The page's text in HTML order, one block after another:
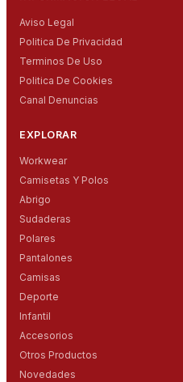
Aviso Legal
Politica De Privacidad
Terminos De Uso
Politica De Cookies
Canal Denuncias
EXPLORAR
Workwear
Camisetas Y Polos
Abrigo
Sudaderas
Polares
Pantalones
Camisas
Deporte
Infantil
Accesorios
Otros Productos
Novedades